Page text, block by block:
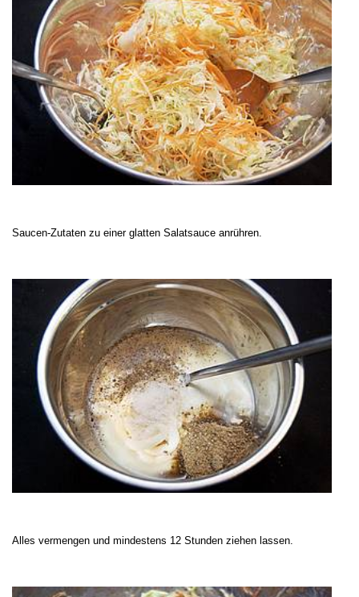
Saucen-Zutaten zu einer glatten Salatsauce anrühren.
Alles vermengen und mindestens 12 Stunden ziehen lassen.